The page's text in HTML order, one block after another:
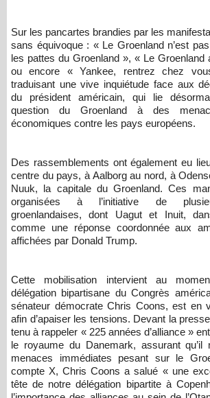
Sur les pancartes brandies par les
sans équivoque : « Le Groenland n’est
les pattes du Groenland », « Le Groenland
ou encore « Yankee, rentrez chez
traduisant une vive inquiétude face aux
du président américain, qui lie
question du Groenland à des
économiques contre les pays européens.
Des rassemblements ont également eu
centre du pays, à Aalborg au nord, à
Nuuk, la capitale du Groenland. Ces
organisées à l’initiative de
groenlandaises, dont Uagut et Inuit,
comme une réponse coordonnée aux
affichées par Donald Trump.
Cette mobilisation intervient au
délégation bipartisane du Congrès
sénateur démocrate Chris Coons, est en
afin d’apaiser les tensions. Devant la
tenu à rappeler « 225 années d’alliance »
le royaume du Danemark, assurant qu’il
menaces immédiates pesant sur le
compte X, Chris Coons a salué « une
tête de notre délégation bipartite à